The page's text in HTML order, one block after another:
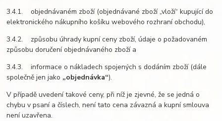
3.4.1. objednávaném zboží (objednávané zboží „vloží“ kupující do
elektronického nákupního košíku webového rozhraní obchodu),
3.4.2. způsobu úhrady kupní ceny zboží, údaje o požadovaném
způsobu doručení objednávaného zboží a
3.4.3. informace o nákladech spojených s dodáním zboží (dále
společně jen jako „objednávka“).
V případě uvedení takové ceny, při níž je zjevné, že se jedná o
chybu v psaní a číslech, není tato cena závazná a kupní smlouva
není uzavřena.